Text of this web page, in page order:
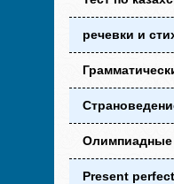
речевки и
Олимпиадные
Present perfect